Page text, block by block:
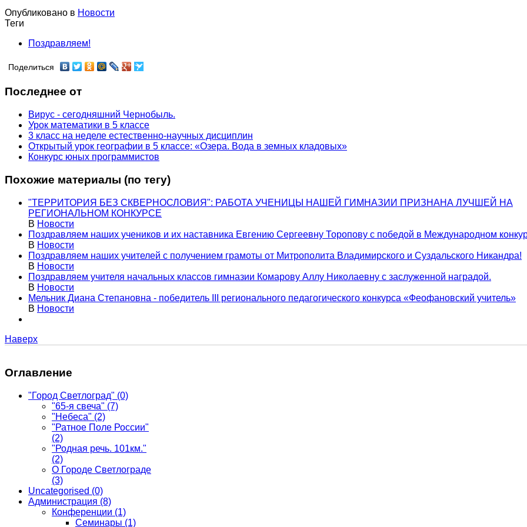
Опубликовано в Новости
Теги
Поздравляем!
Поделиться
Последнее от
Вирус - сегодняшний Чернобыль.
Урок математики в 5 классе
3 класс на неделе естественно-научных дисциплин
Открытый урок географии в 5 классе: «Озера. Вода в земных кладовых»
Конкурс юных программистов
Похожие материалы (по тегу)
"ТЕРРИТОРИЯ БЕЗ СКВЕРНОСЛОВИЯ": РАБОТА УЧЕНИЦЫ НАШЕЙ ГИМНАЗИИ ПРИЗНАНА ЛУЧШЕЙ НА
РЕГИОНАЛЬНОМ КОНКУРСЕ
В Новости
Поздравляем наших учеников и их наставника Евгению Сергеевну Торопову с победой в Международном
В Новости
Поздравляем наших учителей с получением грамоты от Митрополита Владимирского и Суздальского Никандра!
В Новости
Поздравляем учителя начальных классов гимназии Комарову Аллу Николаевну с заслуженной наградой.
В Новости
Мельник Диана Степановна - победитель III регионального педагогического конкурса «Феофановский учитель»
В Новости
Наверх
Оглавление
"Город Светлоград" (0)
"65-я свеча" (7)
"Небеса" (2)
"Ратное Поле России"
(2)
"Родная речь. 101км."
(2)
О Городе Светлограде
(3)
Uncategorised (0)
Администрация (8)
Конференции (1)
Семинары (1)